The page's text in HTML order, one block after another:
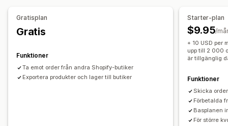
Vuxenprodukter
Dataimport och -export
Gratisplan
Gratis
Funktioner
Ta emot order från andra Shopify-butiker
Exportera produkter och lager till butiker
Starter-plan
$9.95/
+ 10 USD per
upp till 2 000
är tillgänglig
Funktioner
Skicka
Förbetalda
Basplanen
För större